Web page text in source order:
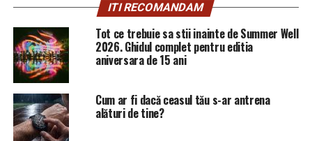
asigurările sociale de sănătate (CASS). Începând din
2012, după înţeleaptă idee a dlui Ponta, CASS a trecut
în gestiunea fiscului. De atunci încolo, odată cu
impozitul pe venit, am primit toţi şi “impunerea” cu
cass, pe acelaşi formular. Dacă, în privinţa impozitului
pe venit, modul de declarare şi de regularizare a devenit
destul de notoriu (se declara, la început de an, un buget
estimat de venituri şi cheltuieli, pe baza căruia se
ITI RECOMANDAM
Tot ce trebuie sa stii inainte de Summer Well
2026. Ghidul complet pentru editia
aniversara de 15 ani
Cum ar fi dacă ceasul tău s-ar antrena
alături de tine?